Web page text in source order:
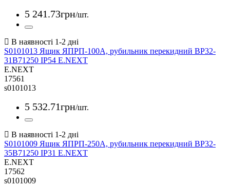
5 241.73грн/шт.
S0101013 Ящик ЯПРП-100А, рубильник перекидний BP32-
31B71250 IP54 E.NEXT
E.NEXT
17561
s0101013
5 532.71грн/шт.
S0101009 Ящик ЯПРП-250А, рубильник перекидний BP32-
35B71250 IP31 E.NEXT
E.NEXT
17562
s0101009